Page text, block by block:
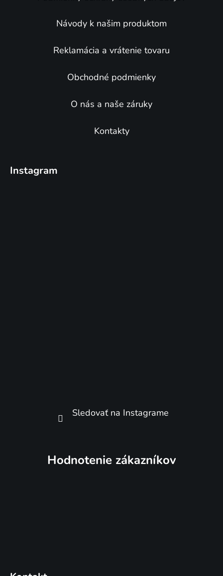
Návody k našim produktom
Reklamácia a vrátenie tovaru
Obchodné podmienky
O nás a naše záruky
Kontakty
Hodnotenie zákazníkov
Instagram
Sledovať na Instagrame